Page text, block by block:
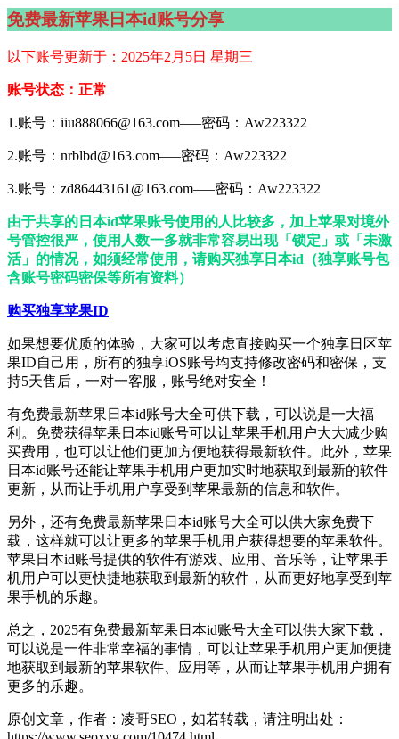
免费最新苹果日本id账号分享
以下账号更新于：2025年2月5日 星期三
账号状态：正常
1.账号：iiu888066@163.com—–密码：Aw223322
2.账号：nrblbd@163.com—–密码：Aw223322
3.账号：zd86443161@163.com—–密码：Aw223322
由于共享的日本id苹果账号使用的人比较多，加上苹果对境外
号管控很严，使用人数一多就非常容易出现「锁定」或「未激
活」的情况，如须经常使用，请购买独享日本id（独享账号包
含账号密码密保等所有资料）
购买独享苹果ID
如果想要优质的体验，大家可以考虑直接购买一个独享日区苹
果ID自己用，所有的独享iOS账号均支持修改密码和密保，支
持5天售后，一对一客服，账号绝对安全！
有免费最新苹果日本id账号大全可供下载，可以说是一大福
利。免费获得苹果日本id账号可以让苹果手机用户大大减少购
买费用，也可以让他们更加方便地获得最新软件。此外，苹果
日本id账号还能让苹果手机用户更加实时地获取到最新的软件
更新，从而让手机用户享受到苹果最新的信息和软件。
另外，还有免费最新苹果日本id账号大全可以供大家免费下
载，这样就可以让更多的苹果手机用户获得想要的苹果软件。
苹果日本id账号提供的软件有游戏、应用、音乐等，让苹果手
机用户可以更快捷地获取到最新的软件，从而更好地享受到苹
果手机的乐趣。
总之，2025有免费最新苹果日本id账号大全可以供大家下载，
可以说是一件非常幸福的事情，可以让苹果手机用户更加便捷
地获取到最新的苹果软件、应用等，从而让苹果手机用户拥有
更多的乐趣。
原创文章，作者：凌哥SEO，如若转载，请注明出处：